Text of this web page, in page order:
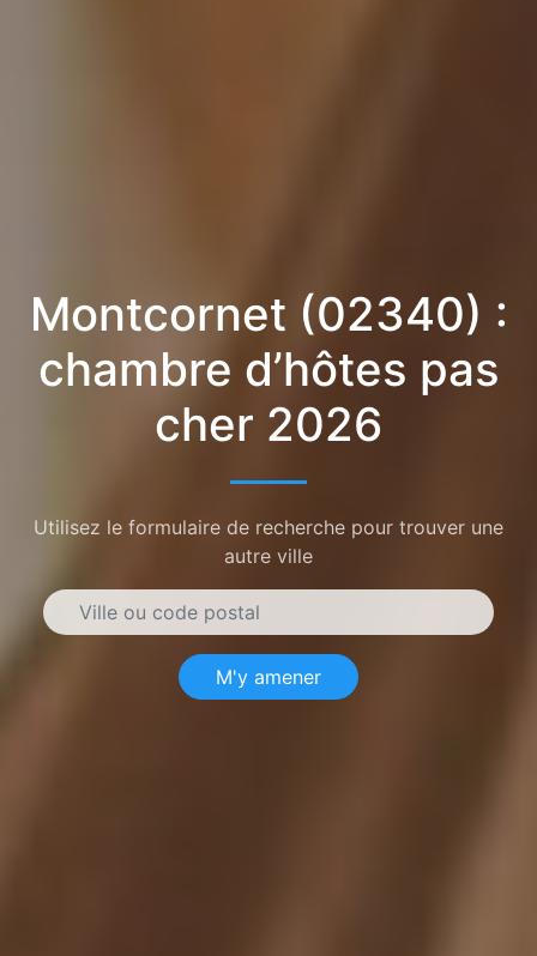
Montcornet (02340) :
chambre d’hôtes pas
cher 2026
Utilisez le formulaire de recherche pour trouver une
autre ville
M'y amener